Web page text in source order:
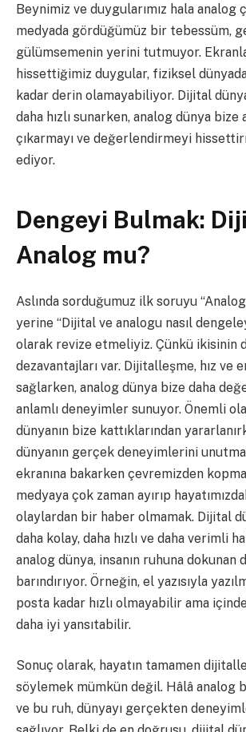
Beynimiz ve duygularımız hala analog
medyada gördüğümüz bir tebessüm,
gülümsemenin yerini tutmuyor.
hissettiğimiz duygular, fiziksel dünyada
kadar derin olamayabiliyor. Dijital
daha hızlı sunarken, analog dünya bize
çıkarmayı ve değerlendirmeyi
ediyor.
Dengeyi Bulmak:
Analog mu?
Aslında sorduğumuz ilk soruyu
yerine “Dijital ve analogu nasıl
olarak revize etmeliyiz. Çünkü ikisinin
dezavantajları var. Dijitalleşme, hız ve
sağlarken, analog dünya bize daha
anlamlı deneyimler sunuyor. Önemli
dünyanın bize kattıklarından
dünyanın gerçek deneyimlerini
ekranına bakarken çevremizden
medyaya çok zaman ayırıp
olaylardan bir haber olmamak. Dijital
daha kolay, daha hızlı ve daha verimli
analog dünya, insanın ruhuna dokunan
barındırıyor. Örneğin, el yazısıyla
posta kadar hızlı olmayabilir ama
daha iyi yansıtabilir.
Sonuç olarak, hayatın tamamen
söylemek mümkün değil. Hâlâ analog
ve bu ruh, dünyayı gerçekten